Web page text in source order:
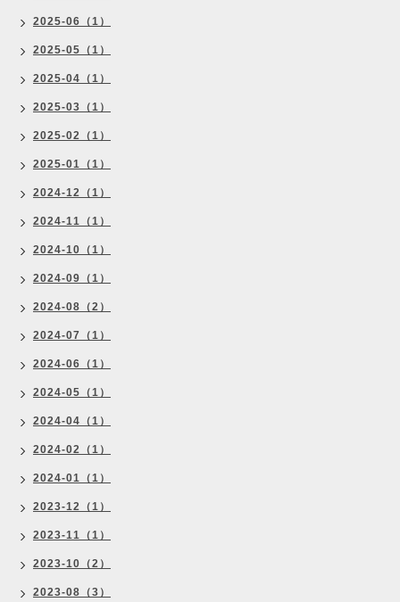
2025-06（1）
2025-05（1）
2025-04（1）
2025-03（1）
2025-02（1）
2025-01（1）
2024-12（1）
2024-11（1）
2024-10（1）
2024-09（1）
2024-08（2）
2024-07（1）
2024-06（1）
2024-05（1）
2024-04（1）
2024-02（1）
2024-01（1）
2023-12（1）
2023-11（1）
2023-10（2）
2023-08（3）